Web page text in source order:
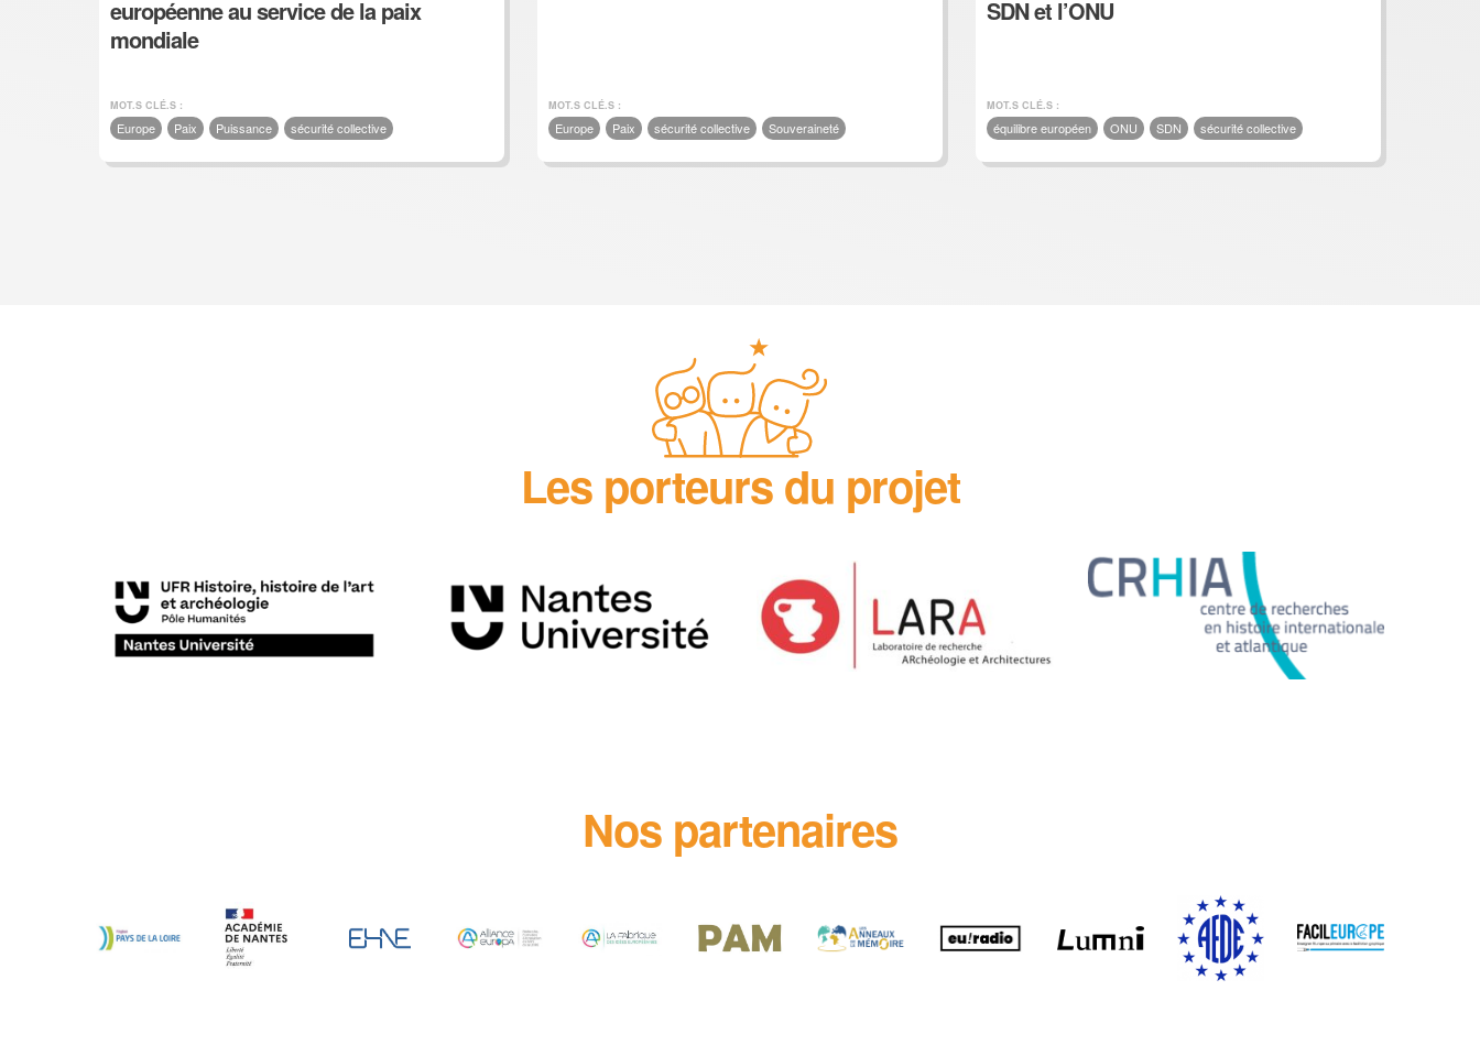
européenne au service de la paix
mondiale
MOT.S CLÉ.S :
Europe Paix Puissance sécurité collective
MOT.S CLÉ.S :
Europe Paix sécurité collective Souveraineté
SDN et l’ONU
MOT.S CLÉ.S :
équilibre européen ONU SDN sécurité collective
Les porteurs du projet
Nos partenaires